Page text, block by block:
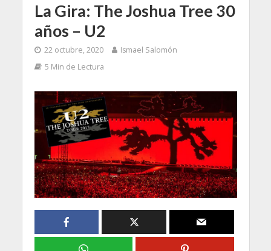
La Gira: The Joshua Tree 30
años – U2
22 octubre, 2020
Ismael Salomón
5 Min de Lectura